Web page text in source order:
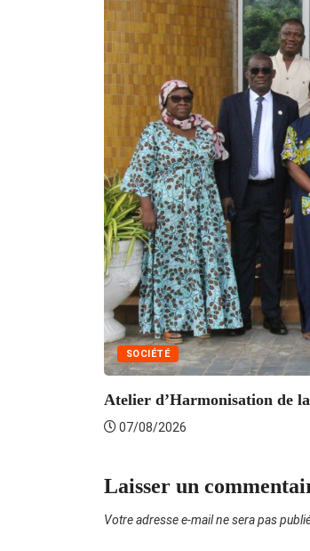
SOCIÉTÉ
Atelier d’Harmonisation de
07/08/2026
Laisser un
Votre adresse e-mail ne sera pas